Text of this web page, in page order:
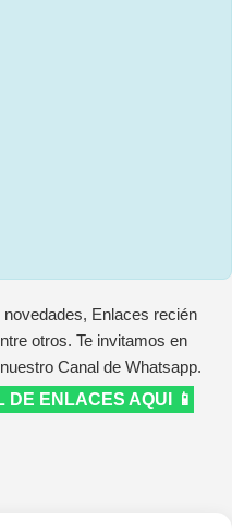
Enlaces recién
otros. Te invitamos en
Canal de Whatsapp.
ENLACES AQUI 📱